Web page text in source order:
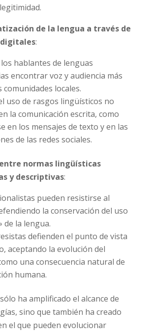
de la lengua a través de
:
hablantes de lenguas
encontrar voz y audiencia más
comunidades locales.
uso de rasgos lingüísticos no
la comunicación escrita, como
en los mensajes de texto y en las
de las redes sociales.
normas lingüísticas
y descriptivas:
pueden resistirse al
la conservación del uso
de la lengua.
defienden el punto de vista
aceptando la evolución del
una consecuencia natural de
humana.
ha amplificado el alcance de
sino que también ha creado
el que pueden evolucionar